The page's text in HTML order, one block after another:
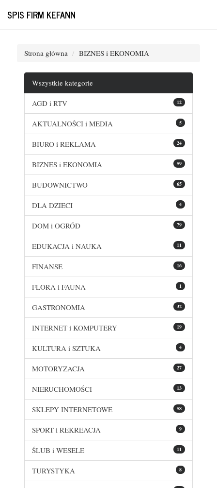
SPIS FIRM KEFANN
Strona główna BIZNES i EKONOMIA
Wszystkie kategorie
12
AGD i RTV
5
AKTUALNOŚCI i MEDIA
24
BIURO i REKLAMA
59
BIZNES i EKONOMIA
65
BUDOWNICTWO
4
DLA DZIECI
79
DOM i OGRÓD
11
EDUKACJA i NAUKA
16
FINANSE
1
FLORA i FAUNA
32
GASTRONOMIA
19
INTERNET i KOMPUTERY
4
KULTURA i SZTUKA
27
MOTORYZACJA
13
NIERUCHOMOŚCI
58
SKLEPY INTERNETOWE
9
SPORT i REKREACJA
11
ŚLUB i WESELE
8
TURYSTYKA